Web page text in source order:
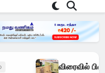
விரைவில் பிளாஸ்டிக்